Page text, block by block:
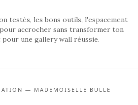
testés, les bons outils, l'espacement
accrocher sans transformer ton
une gallery wall réussie.
— MADEMOISELLE BULLE